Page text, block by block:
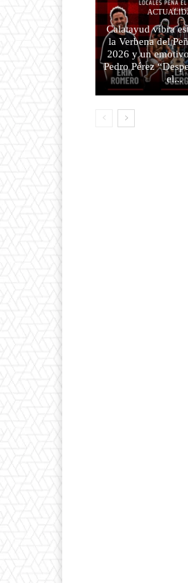
Calatayud vibra
la Verbena del
2026 y un
Pedro Pérez
el...